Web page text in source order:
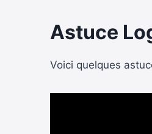
Astuce
Voici quelques